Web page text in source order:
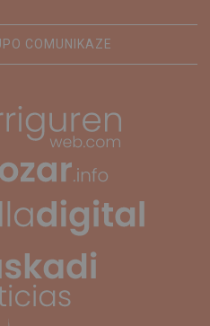
COMUNIKAZE